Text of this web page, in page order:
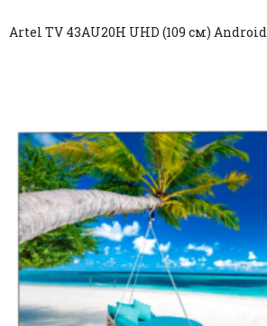
Artel TV 43AU20H UHD (109 см) Android